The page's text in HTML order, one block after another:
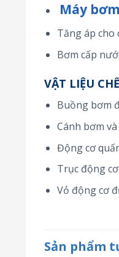
Máy bơm
Tăng áp cho
Bơm cấp
VẬT LIỆU
Buồng bơm
Cánh bơm
Động cơ
Trục động
Vỏ động cơ
Sản phẩm